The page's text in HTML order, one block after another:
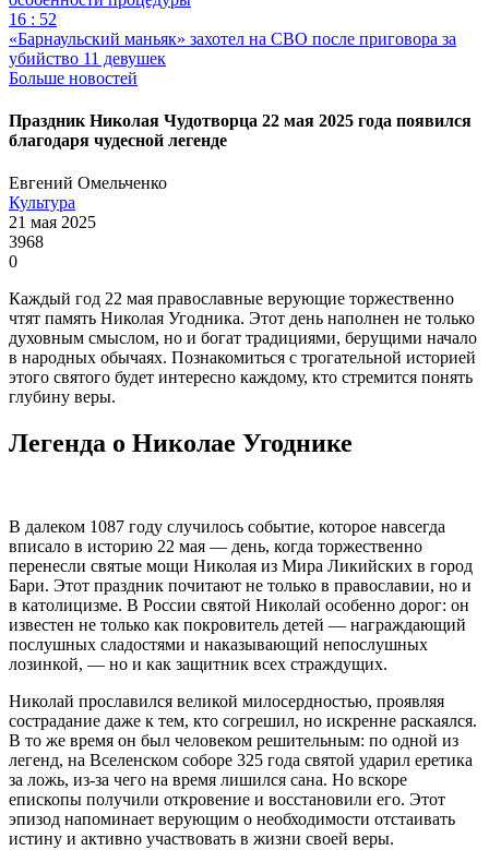
16 : 52
«Барнаульский маньяк» захотел на СВО после приговора за
убийство 11 девушек
Больше новостей
Праздник Николая Чудотворца 22 мая 2025 года появился
благодаря чудесной легенде
Евгений Омельченко
Культура
21 мая 2025
3968
0
Каждый год 22 мая православные верующие торжественно
чтят память Николая Угодника. Этот день наполнен не только
духовным смыслом, но и богат традициями, берущими начало
в народных обычаях. Познакомиться с трогательной историей
этого святого будет интересно каждому, кто стремится понять
глубину веры.
Легенда о Николае Угоднике
В далеком 1087 году случилось событие, которое навсегда
вписало в историю 22 мая — день, когда торжественно
перенесли святые мощи Николая из Мира Ликийских в город
Бари. Этот праздник почитают не только в православии, но и
в католицизме. В России святой Николай особенно дорог: он
известен не только как покровитель детей — награждающий
послушных сладостями и наказывающий непослушных
лозинкой, — но и как защитник всех страждущих.
Николай прославился великой милосердностью, проявляя
сострадание даже к тем, кто согрешил, но искренне раскаялся.
В то же время он был человеком решительным: по одной из
легенд, на Вселенском соборе 325 года святой ударил еретика
за ложь, из-за чего на время лишился сана. Но вскоре
епископы получили откровение и восстановили его. Этот
эпизод напоминает верующим о необходимости отстаивать
истину и активно участвовать в жизни своей веры.